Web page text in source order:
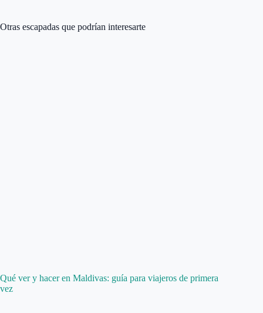
Otras escapadas que podrían interesarte
Qué ver y hacer en Maldivas: guía para viajeros de primera
vez